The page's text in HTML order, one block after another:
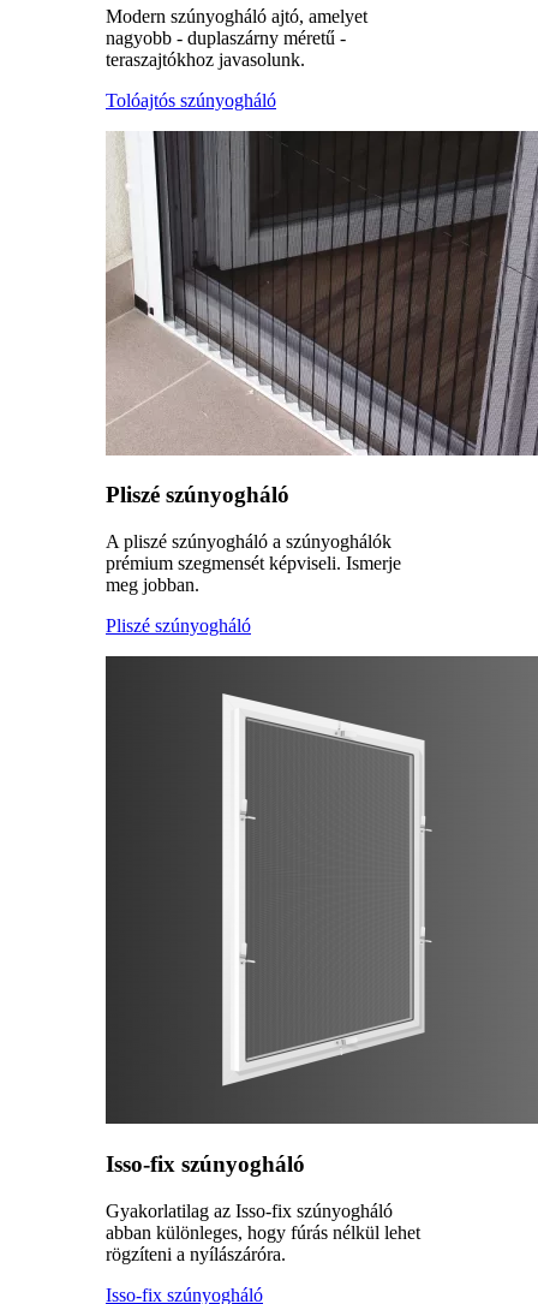
Modern szúnyogháló ajtó, amelyet
nagyobb - duplaszárny méretű -
teraszajtókhoz javasolunk.
Tolóajtós szúnyogháló
Pliszé szúnyogháló
A pliszé szúnyogháló a szúnyoghálók
prémium szegmensét képviseli. Ismerje
meg jobban.
Pliszé szúnyogháló
Isso-fix szúnyogháló
Gyakorlatilag az Isso-fix szúnyogháló
abban különleges, hogy fúrás nélkül lehet
rögzíteni a nyílászáróra.
Isso-fix szúnyogháló